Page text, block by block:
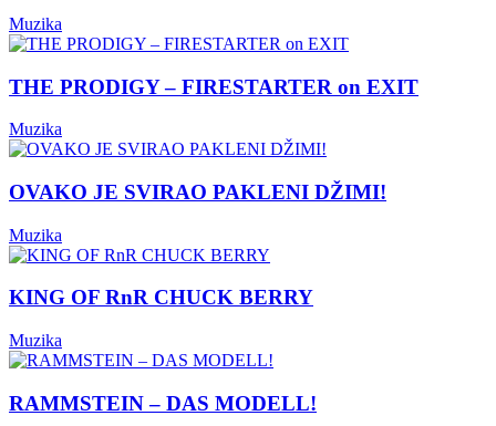
Muzika
THE PRODIGY – FIRESTARTER on EXIT
Muzika
OVAKO JE SVIRAO PAKLENI DŽIMI!
Muzika
KING OF RnR CHUCK BERRY
Muzika
RAMMSTEIN – DAS MODELL!